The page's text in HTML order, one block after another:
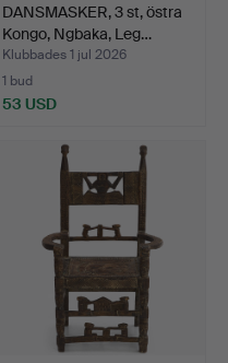
DANSMASKER, 3 st, östra
Kongo, Ngbaka, Leg…
Klubbades 1 jul 2026
1 bud
53 USD